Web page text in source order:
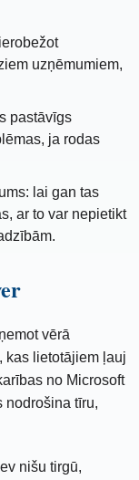
uzņēmumiem,
pastāvīgs
ja rodas
lai gan tas
ar to var nepietikt
vērā
kas lietotājiem ļauj
no Microsoft
nodrošina tīru,
nišu tirgū,